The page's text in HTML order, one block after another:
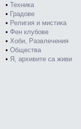
• Техника
• Градове
• Религия и мистика
• Фен клубове
• Хоби, Развлечения
• Общества
• Я, архивите са живи